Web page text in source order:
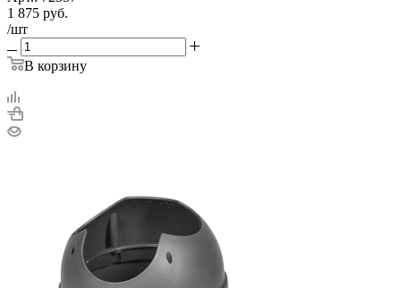
1 875 руб.
/шт
В корзину